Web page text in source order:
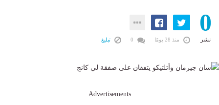
0
نشر منذ 28 يومًا تبليغ
Advertisements